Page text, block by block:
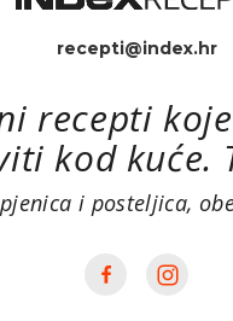
recepti@index.hr
recepti
kod kuće.
i posteljica,